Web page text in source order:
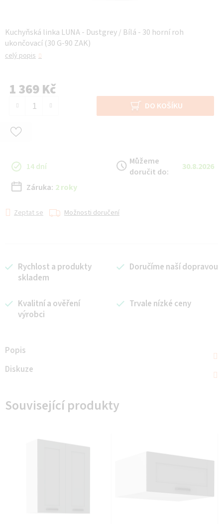
Kuchyňská linka LUNA - Dustgrey / Bílá - 30 horní roh
ukončovací (30 G-90 ZAK)
celý popis
1 369 Kč
DO KOŠÍKU
14 dní
Můžeme
doručit do:
30.8.2026
Záruka: 2 roky
Zeptat se Možnosti doručení
Rychlost a produkty
skladem
Doručíme naší dopravou
Kvalitní a ověření
výrobci
Trvale nízké ceny
Popis
Diskuze
Související produkty